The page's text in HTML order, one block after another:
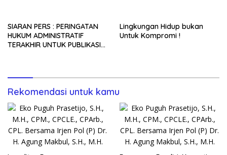
SIARAN PERS : PERINGATAN
HUKUM ADMINISTRATIF
TERAKHIR UNTUK PUBLIKASI
Lingkungan Hidup bukan
Untuk Kompromi !
Rekomendasi untuk kamu